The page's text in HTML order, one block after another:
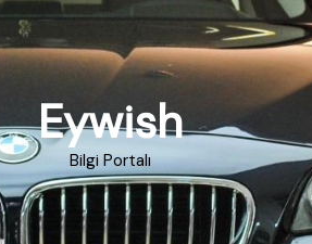
Eywish
Bilgi Portalı